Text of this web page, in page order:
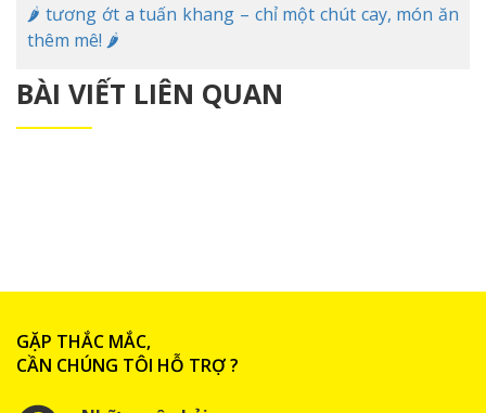
🌶️ tương ớt a tuấn khang – chỉ một chút cay, món ăn
thêm mê! 🌶️
BÀI VIẾT LIÊN QUAN
GẶP THẮC MẮC,
CẦN CHÚNG TÔI HỖ TRỢ ?